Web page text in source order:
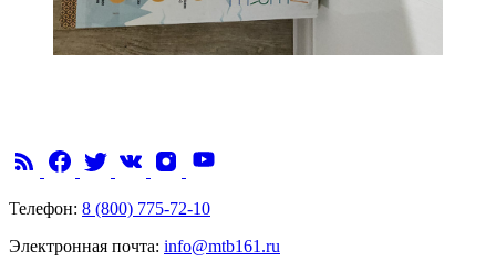
Телефон: 8 (800) 775-72-10
Электронная почта: info@mtb161.ru